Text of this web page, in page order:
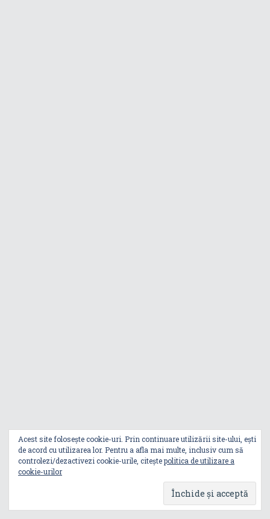
ASUS ProArt PX13 (HN7306) –
laptopul compact convertibil
pentru creatorii în mișcare
Acest site folosește cookie-uri. Prin continuare utilizării site-ului, ești
de acord cu utilizarea lor. Pentru a afla mai multe, inclusiv cum să
controlezi/dezactivezi cookie-urile, citeștepolitica de utilizare a
cookie-urilor